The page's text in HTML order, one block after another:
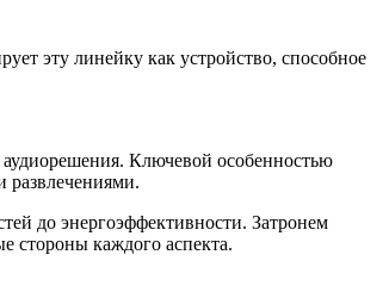
эту линейку как устройство, способное
Ключевой особенностью
развлечениями.
до энергоэффективности. Затронем
стороны каждого аспекта.